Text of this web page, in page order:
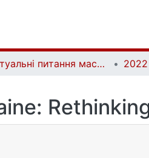
Актуальні питання масової комунікації | Current Issues of Mass Communication 2022